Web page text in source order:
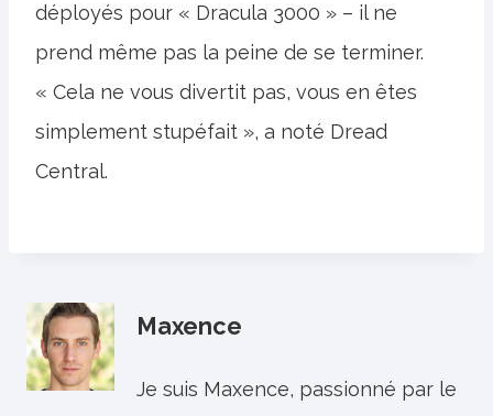
déployés pour « Dracula 3000 » – il ne
prend même pas la peine de se terminer.
« Cela ne vous divertit pas, vous en êtes
simplement stupéfait », a noté Dread
Central.
Maxence
Je suis Maxence, passionné par le